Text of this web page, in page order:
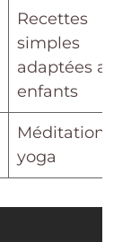
Recettes
simples
adaptées aux
enfants
Méditation,
yoga